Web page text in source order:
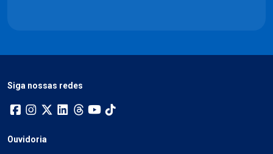
Siga nossas redes
Ouvidoria